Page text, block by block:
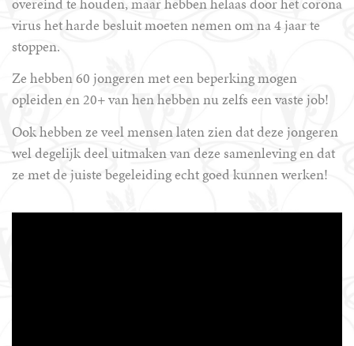
virus het harde besluit moeten nemen om na 4 jaar te
stoppen.
Ze hebben 60 jongeren met een beperking mogen
opleiden en 20+ van hen hebben nu zelfs een vaste job!
Ook hebben ze veel mensen laten zien dat deze jongeren
wel degelijk deel uitmaken van deze samenleving en dat
ze met de juiste begeleiding echt goed kunnen werken!